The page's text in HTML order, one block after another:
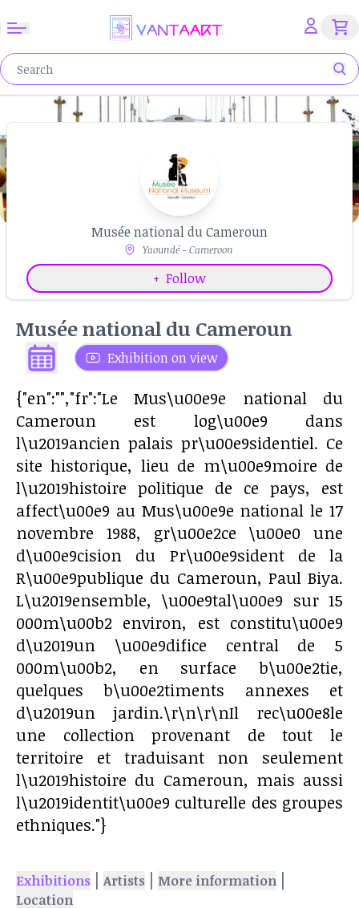
Musée national du Cameroun
Yaoundé - Cameroon
+ Follow
Musée national du Cameroun
Exhibition on view
{"en":"","fr":"Le Mus\u00e9e national du
Cameroun est log\u00e9 dans
l\u2019ancien palais pr\u00e9sidentiel. Ce
site historique, lieu de m\u00e9moire de
l\u2019histoire politique de ce pays, est
affect\u00e9 au Mus\u00e9e national le 17
novembre 1988, gr\u00e2ce \u00e0 une
d\u00e9cision du Pr\u00e9sident de la
R\u00e9publique du Cameroun, Paul Biya.
L\u2019ensemble, \u00e9tal\u00e9 sur 15
000m\u00b2 environ, est constitu\u00e9
d\u2019un \u00e9difice central de 5
000m\u00b2, en surface b\u00e2tie,
quelques b\u00e2timents annexes et
d\u2019un jardin.\r\n\r\nIl rec\u00e8le
une collection provenant de tout le
territoire et traduisant non seulement
l\u2019histoire du Cameroun, mais aussi
l\u2019identit\u00e9 culturelle des groupes
ethniques."}
Exhibitions | Artists | More information |
Location